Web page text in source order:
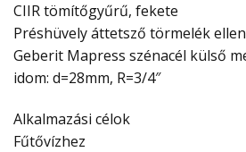
CIIR tömítőgyűrű, fekete
Préshüvely áttetsző törmelék
Geberit Mapress szénacél külső
idom: d=28mm, R=3/4″
Alkalmazási célok
Fűtővízhez